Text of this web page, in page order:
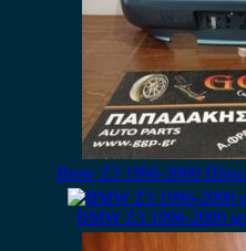
Bmw Z3 1996-2000 Πίσω
BMW Z3 1996-2000